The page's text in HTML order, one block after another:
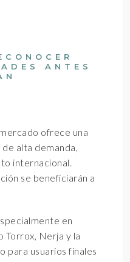
ANTES
ofrece una
alta demanda,
internacional.
se beneficiarán a
en
Torrox, Nerja y la
para usuarios finales